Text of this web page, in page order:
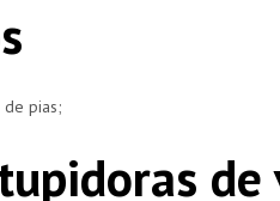
de pias;